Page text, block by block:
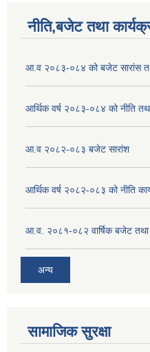
नीति,बजेट तथा
आ.व २०८३-०८४ को बजेट सारांस
आर्थिक वर्ष २०८३-०८४ को नीति
आ.व २०८२-०८३ बजेट सारांश
आर्थिक वर्ष २०८२-०८३ को नीति
आ.व. २०८१-०८२ वार्षिक बजेट तथा
अन्य
सामाजिक सुरक्षा